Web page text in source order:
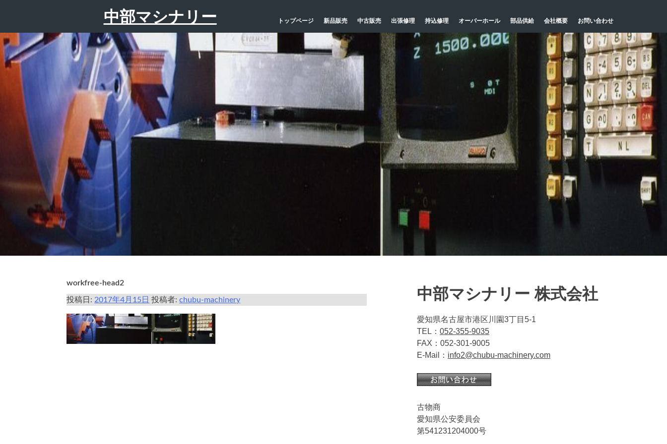
ン
ツ
へ
中部マシナリー トップページ 新品販売 中古販売 出張修理 持込修理 オーバーホール 部品供給 会社概要 お問い合わせ
workfree-head2
投稿日:2017年4月15日 投稿者:chubu-machinery 中部マシナリー 株式会社
愛知県名古屋市港区川園3丁目5-1
TEL：052-355-9035
FAX：052-301-9005
E-Mail： info2@chubu-machinery.com
古物商
愛知県公安委員会
第541231204000号